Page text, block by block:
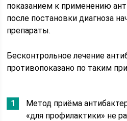
показанием к применению
после постановки диагноза
препараты.
Бесконтрольное лечение
противопоказано по таким
Метод приёма
«для профилактики» не